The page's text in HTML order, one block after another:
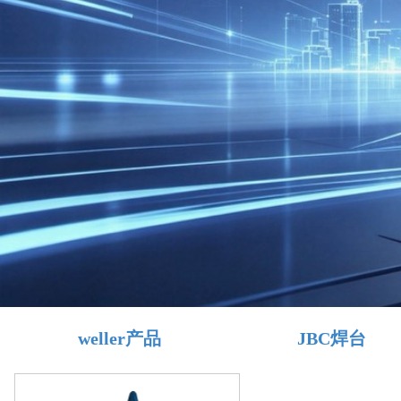
weller产品 JBC焊台